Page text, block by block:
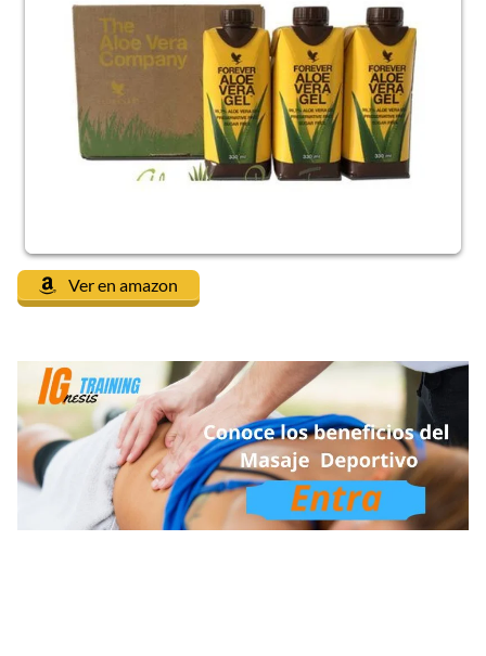
Ver en amazon